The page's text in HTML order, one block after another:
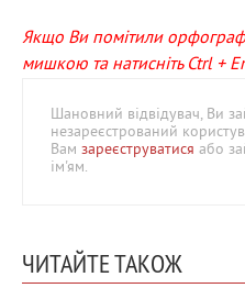
Якщо Ви помітили
мишкою та натисніть Ctrl +
Шановний відвідувач, Ви
незареєстрований
Вам зареєструватися або
ім'ям.
ЧИТАЙТЕ ТАКОЖ